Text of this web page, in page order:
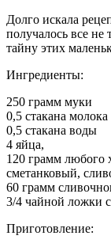
Долго искала
получалось все не
тайну этих
Ингредиенты:
250 грамм муки
0,5 стакана молока
0,5 стакана воды
4 яйца,
120 грамм любого
сметанковый,
60 грамм
3/4 чайной ложки
Приготовление: